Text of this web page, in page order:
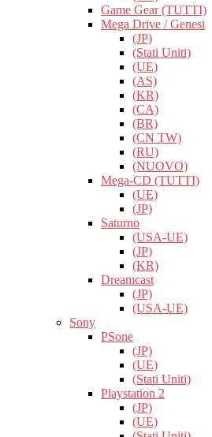
Game Gear (TUTTI)
Mega Drive / Genesi
(JP)
(Stati Uniti)
(UE)
(AS)
(KR)
(CA)
(BR)
(CN TW)
(RU)
(NUOVO)
Mega-CD (TUTTI)
(UE)
(JP)
Saturno
(USA-UE)
(JP)
(KR)
Dreamcast
(JP)
(USA-UE)
Sony
PSone
(JP)
(UE)
(Stati Uniti)
Playstation 2
(JP)
(UE)